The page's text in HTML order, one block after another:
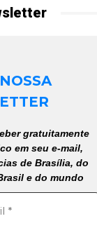
gratuitamente
em seu e-mail,
de Brasília, do
e do mundo